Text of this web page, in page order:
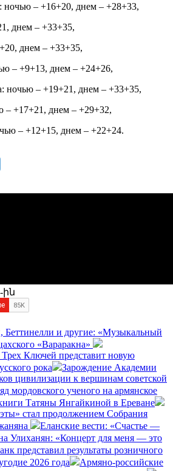
ночью – +16+20, днем – +28+33,
днем – +33+35,
днем – +33+35,
– +9+13, днем – +24+26,
ночью – +19+21, днем – +33+35,
+17+21, днем – +29+32,
– +12+15, днем – +22+24.
ին
Беттинелли и другие: «Музыкальный
«Вараракна»
Трех Ключей представит новую
рока
Зарождение Академии
цивилизации к вершинам советской
мордовского ученого на армянское
Татяны Янгайкиной в Ереване
стал продолжением Собрания
Еланские вести: «Счастье —
Улиханян: «Концерт для меня — это
представил результаты розничного
2026 года
Армяно-российские